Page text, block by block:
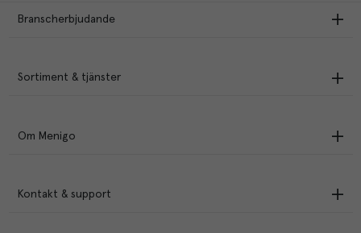
Branscherbjudande
Sortiment & tjänster
Om Menigo
Kontakt & support